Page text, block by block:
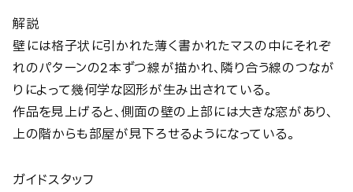
解説
壁には格子状に引かれた薄く書かれたマスの中にそれぞ
れのパターンの2本ずつ線が描かれ、隣り合う線のつなが
りによって幾何学な図形が生み出されている。
作品を見上げると、側面の壁の上部には大きな窓があり、
上の階からも部屋が見下ろせるようになっている。
ガイドスタッフ